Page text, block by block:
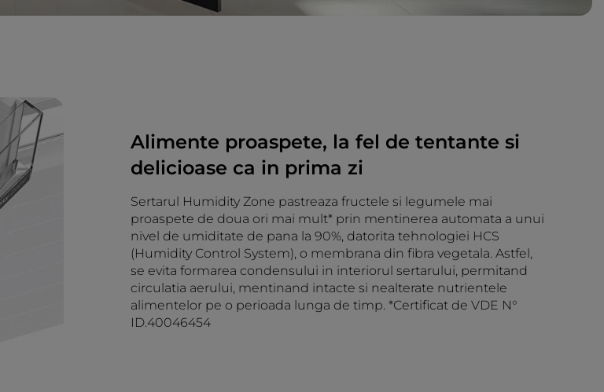
Alimente proaspete, la fel de tentante si
delicioase ca in prima zi
Sertarul Humidity Zone pastreaza fructele si legumele mai
proaspete de doua ori mai mult* prin mentinerea automata a unui
nivel de umiditate de pana la 90%, datorita tehnologiei HCS
(Humidity Control System), o membrana din fibra vegetala. Astfel,
se evita formarea condensului in interiorul sertarului, permitand
circulatia aerului, mentinand intacte si nealterate nutrientele
alimentelor pe o perioada lunga de timp. *Certificat de VDE N°
ID.40046454